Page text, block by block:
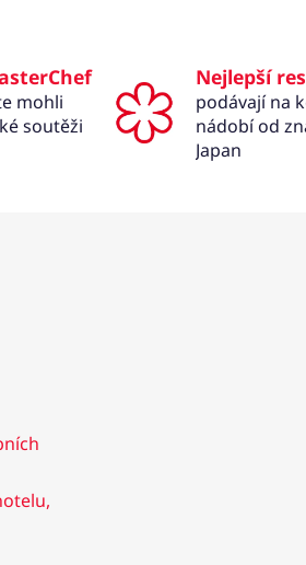
mohli
soutěži
Nejlepší
podávají na
nádobí od
Japan